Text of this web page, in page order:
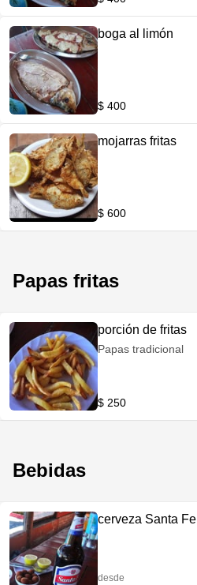
boga al limón
$ 400
mojarras fritas
$ 600
Papas fritas
porción de fritas
Papas tradicional
$ 250
Bebidas
cerveza Santa Fe
desde